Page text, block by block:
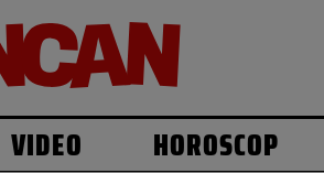
VIDEO HOROSCOP